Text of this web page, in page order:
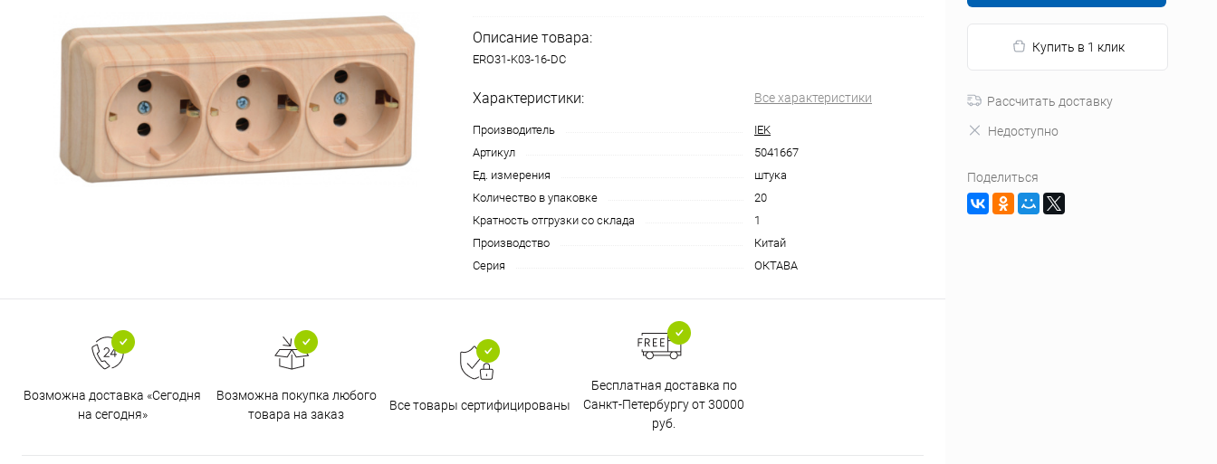
Описание товара:
ERO31-K03-16-DC
Характеристики: Все характеристики
Производитель
IEK
Артикул
5041667
Ед. измерения
штука
Количество в упаковке
20
Кратность отгрузки со склада
1
Производство
Китай
Серия
ОКТАВА
Возможна доставка «Сегодня
на сегодня»
Возможна покупка любого
товара на заказ
Все товары сертифицированы
Бесплатная доставка по
Санкт-Петербургу от 30000
руб.
Купить в 1 клик
Рассчитать доставку
Недоступно
Поделиться